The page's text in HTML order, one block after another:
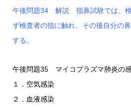
午後問題34 解説 指鼻試験では、検
ず検査者の指に触れ、その後自分の
する。
午後問題35 マイコプラズマ肺炎の感
１．空気感染
２．血液感染